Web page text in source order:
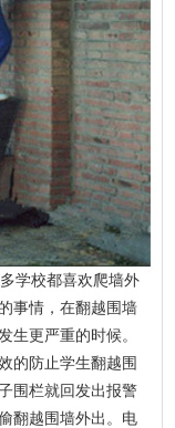
学校都喜欢爬墙外
事情，在翻越围墙
生更严重的时候。
的防止学生翻越围
围栏就回发出报警
翻越围墙外出。电